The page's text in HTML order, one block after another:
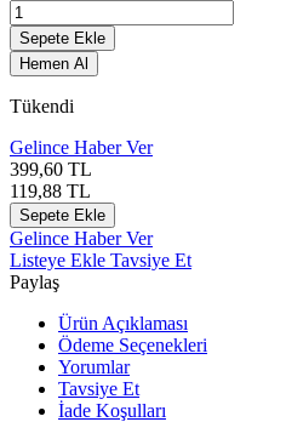
Sepete Ekle
Hemen Al
Tükendi
Gelince Haber Ver
399,60 TL
119,88 TL
Sepete Ekle
Gelince Haber Ver
Listeye Ekle Tavsiye Et
Paylaş
Ürün Açıklaması
Ödeme Seçenekleri
Yorumlar
Tavsiye Et
İade Koşulları